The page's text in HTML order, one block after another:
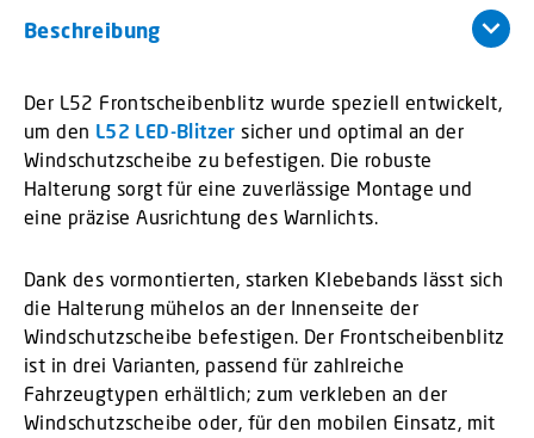
Beschreibung
Der L52 Frontscheibenblitz wurde speziell entwickelt,
um den L52 LED-Blitzer sicher und optimal an der
Windschutzscheibe zu befestigen. Die robuste
Halterung sorgt für eine zuverlässige Montage und
eine präzise Ausrichtung des Warnlichts.
Dank des vormontierten, starken Klebebands lässt sich
die Halterung mühelos an der Innenseite der
Windschutzscheibe befestigen. Der Frontscheibenblitz
ist in drei Varianten, passend für zahlreiche
Fahrzeugtypen erhältlich; zum verkleben an der
Windschutzscheibe oder, für den mobilen Einsatz, mit